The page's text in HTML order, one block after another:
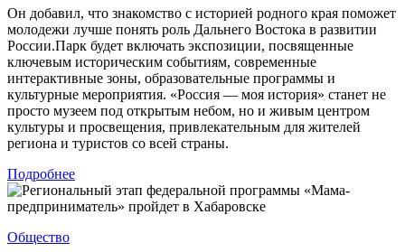
Он добавил, что знакомство с историей родного края поможет
молодежи лучше понять роль Дальнего Востока в развитии
России.Парк будет включать экспозиции, посвященные
ключевым историческим событиям, современные
интерактивные зоны, образовательные программы и
культурные мероприятия. «Россия — моя история» станет не
просто музеем под открытым небом, но и живым центром
культуры и просвещения, привлекательным для жителей
региона и туристов со всей страны.
Подробнее
Общество